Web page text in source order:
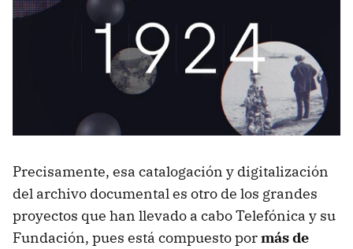
Precisamente, esa catalogación y digitalización
del archivo documental es otro de los grandes
proyectos que han llevado a cabo Telefónica y su
Fundación, pues está compuesto pormás de